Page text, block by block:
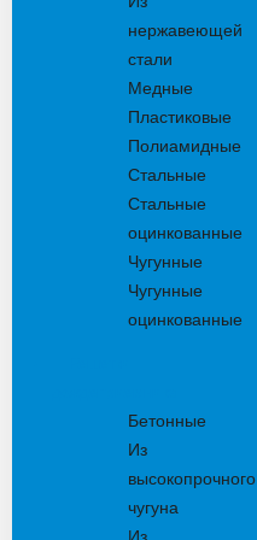
нержавеющей
стали
Медные
Пластиковые
Полиамидные
Стальные
Стальные
оцинкованные
Чугунные
Чугунные
оцинкованные
Бетонные
Из
высокопрочного
чугуна